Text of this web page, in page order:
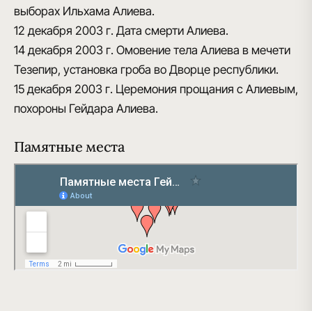
выборах Ильхама Алиева.
12 декабря 2003 г. Дата смерти Алиева.
14 декабря 2003 г. Омовение тела Алиева в мечети
Тезепир, установка гроба во Дворце республики.
15 декабря 2003 г. Церемония прощания с Алиевым,
похороны Гейдара Алиева.
Памятные места